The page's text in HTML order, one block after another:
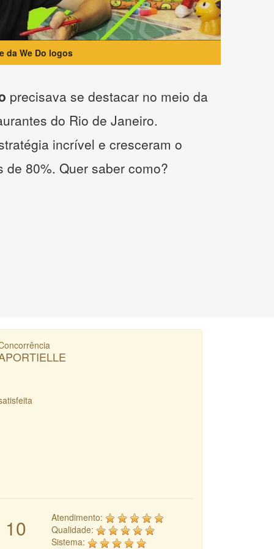
da We Do logos
precisava se destacar no meio da
do Rio de Janeiro.
incrível e cresceram o
de 80%. Quer saber como?
10
Atendimento:
Qualidade:
Sistema: